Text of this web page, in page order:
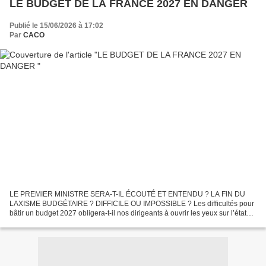
LE BUDGET DE LA FRANCE 2027 EN DANGER
Publié le 15/06/2026 à 17:02
Par CACO
LE PREMIER MINISTRE SERA-T-IL ÉCOUTÉ ET ENTENDU ? LA FIN DU
LAXISME BUDGÉTAIRE ? DIFFICILE OU IMPOSSIBLE ? Les difficultés pour
bâtir un budget 2027 obligera-t-il nos dirigeants à ouvrir les yeux sur l’état